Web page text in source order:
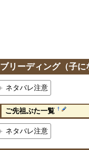
ブリーディング（子に
ネタバレ注意
ご先祖ぶた一覧 †
ネタバレ注意